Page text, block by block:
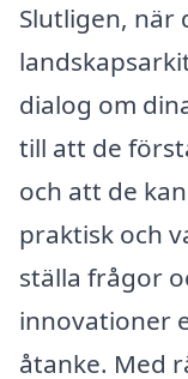
Slutligen, när
dialog om
till att de
och att de
praktisk och
ställa frågor
innovationer
åtanke. Med